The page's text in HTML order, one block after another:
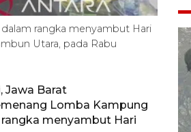
rangka menyambut Hari
Utara, pada Rabu
Jawa Barat
Lomba Kampung
menyambut Hari